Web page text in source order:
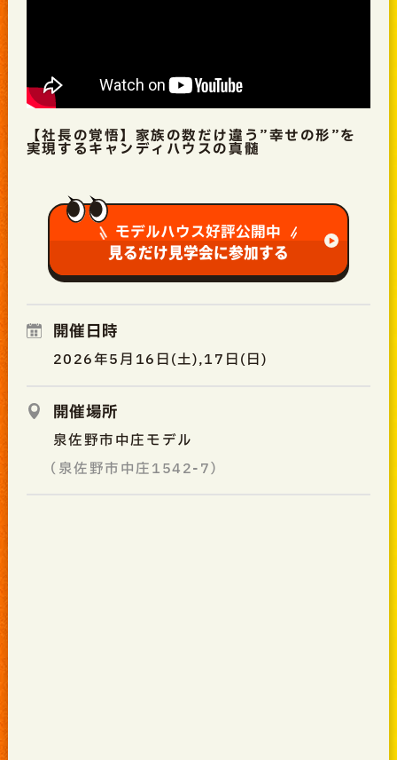
【社長の覚悟】家族の数だけ違う”幸せの形”を
実現するキャンディハウスの真髄
モデルハウス好評公開中
見るだけ見学会に参加する
開催日時
2026年5月16日(土),17日(日)
開催場所
泉佐野市中庄モデル
（泉佐野市中庄1542-7）